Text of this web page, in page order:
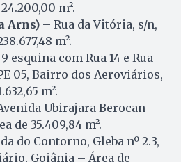
m².
Arns) – Rua da Vitória, s/n,
m².
esquina com Rua 14 e Rua
05, Bairro dos Aeroviários,
m².
Ubirajara Berocan
de 35.409,84 m².
do Contorno, Gleba nº 2.3,
Goiânia – Área de